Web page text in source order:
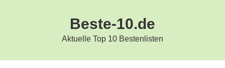
Beste-10.de
Aktuelle Top 10 Bestenlisten